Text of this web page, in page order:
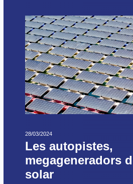
28/03/2024
Les autopistes,
megageneradors
solar